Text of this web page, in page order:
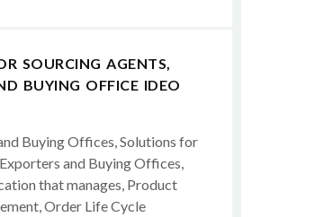
SOURCING AGENTS,
BUYING OFFICE IDEO
Buying Offices, Solutions for
and Buying Offices,
that manages, Product
Order Life Cycle